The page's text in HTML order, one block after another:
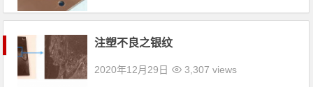
注塑不良之银纹
2020年12月29日 3,307 views